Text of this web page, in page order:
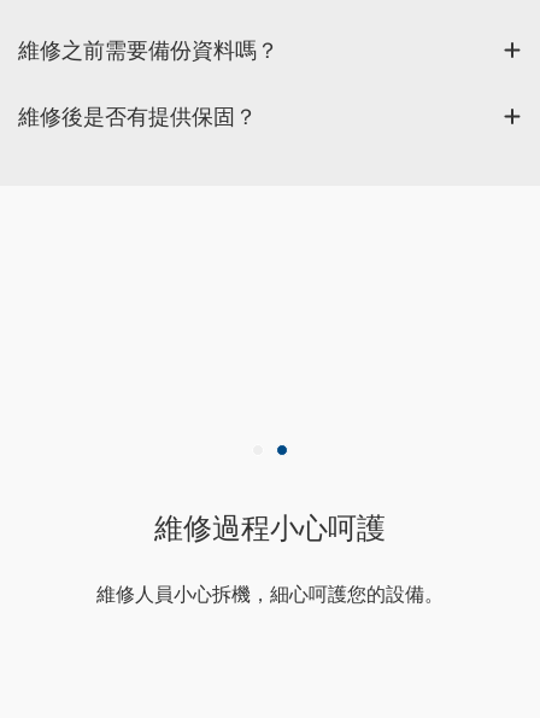
維修之前需要備份資料嗎？
維修後是否有提供保固？
維修過程小心呵護
維修人員小心拆機，細心呵護您的設備。